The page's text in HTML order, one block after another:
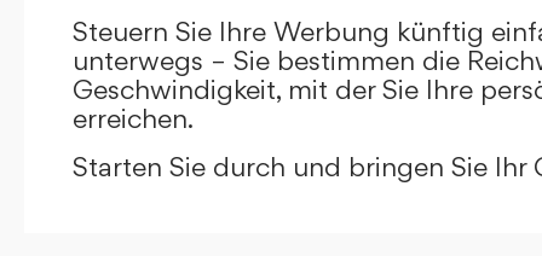
Steuern Sie Ihre Werbung künftig
unterwegs – Sie bestimmen die
Geschwindigkeit, mit der Sie Ihre
erreichen.
Starten Sie durch und bringen Sie Ihr